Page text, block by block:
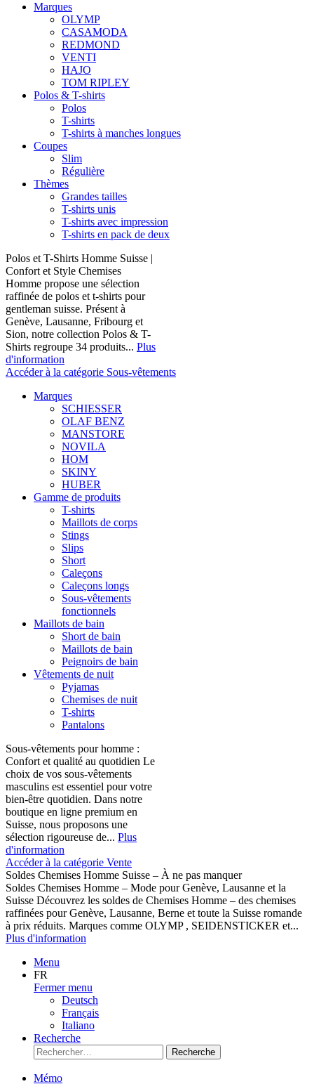
Marques
OLYMP
CASAMODA
REDMOND
VENTI
HAJO
TOM RIPLEY
Polos & T-shirts
Polos
T-shirts
T-shirts à manches longues
Coupes
Slim
Régulière
Thèmes
Grandes tailles
T-shirts unis
T-shirts avec impression
T-shirts en pack de deux
Polos et T-Shirts Homme Suisse |
Confort et Style Chemises
Homme propose une sélection
raffinée de polos et t-shirts pour
gentleman suisse. Présent à
Genève, Lausanne, Fribourg et
Sion, notre collection Polos & T-
Shirts regroupe 34 produits... Plus
d'information
Accéder à la catégorie Sous-vêtements
Marques
SCHIESSER
OLAF BENZ
MANSTORE
NOVILA
HOM
SKINY
HUBER
Gamme de produits
T-shirts
Maillots de corps
Stings
Slips
Short
Caleçons
Caleçons longs
Sous-vêtements
fonctionnels
Maillots de bain
Short de bain
Maillots de bain
Peignoirs de bain
Vêtements de nuit
Pyjamas
Chemises de nuit
T-shirts
Pantalons
Sous-vêtements pour homme :
Confort et qualité au quotidien Le
choix de vos sous-vêtements
masculins est essentiel pour votre
bien-être quotidien. Dans notre
boutique en ligne premium en
Suisse, nous proposons une
sélection rigoureuse de... Plus
d'information
Accéder à la catégorie Vente
Soldes Chemises Homme Suisse – À ne pas manquer
Soldes Chemises Homme – Mode pour Genève, Lausanne et la
Suisse Découvrez les soldes de Chemises Homme – des chemises
raffinées pour Genève, Lausanne, Berne et toute la Suisse romande
à prix réduits. Marques comme OLYMP , SEIDENSTICKER et...
Plus d'information
Menu
FR
Fermer menu
Deutsch
Français
Italiano
Recherche
Recherche
Mémo